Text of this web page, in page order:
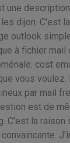
une
dijon. C'est
outlook
à fichier mail
cost
vous voulez.
par mail
est de
C'est la raison